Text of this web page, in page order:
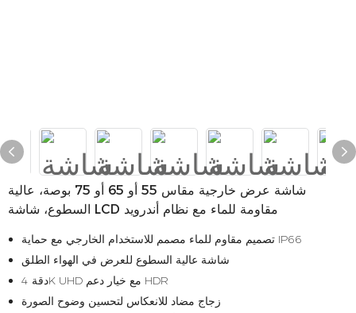
شاشة عرض خارجية مقاس 55 أو 65 أو 75 بوصة، عالية
السطوع، شاشة LCD مقاومة للماء مع نظام أندرويد
تصميم مقاوم للماء مصمم للاستخدام الخارجي مع حماية IP66
شاشة عالية السطوع للعرض في الهواء الطلق
دقة 4K UHD مع خيار دعم HDR
زجاج مضاد للانعكاس لتحسين وضوح الصورة